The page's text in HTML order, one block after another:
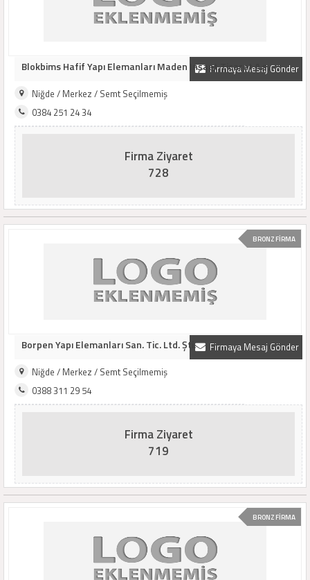
Firmaya Mesaj Gönder
Blokbims Hafif Yapı Elemanları Maden Inşaat Ticaret A.ş.
Niğde / Merkez / Semt Seçilmemiş
0384 251 24 34
Firma Ziyaret
728
BRONZ FİRMA
Firmaya Mesaj Gönder
Borpen Yapı Elemanları San. Tic. Ltd. Şti.
Niğde / Merkez / Semt Seçilmemiş
0388 311 29 54
Firma Ziyaret
719
BRONZ FİRMA